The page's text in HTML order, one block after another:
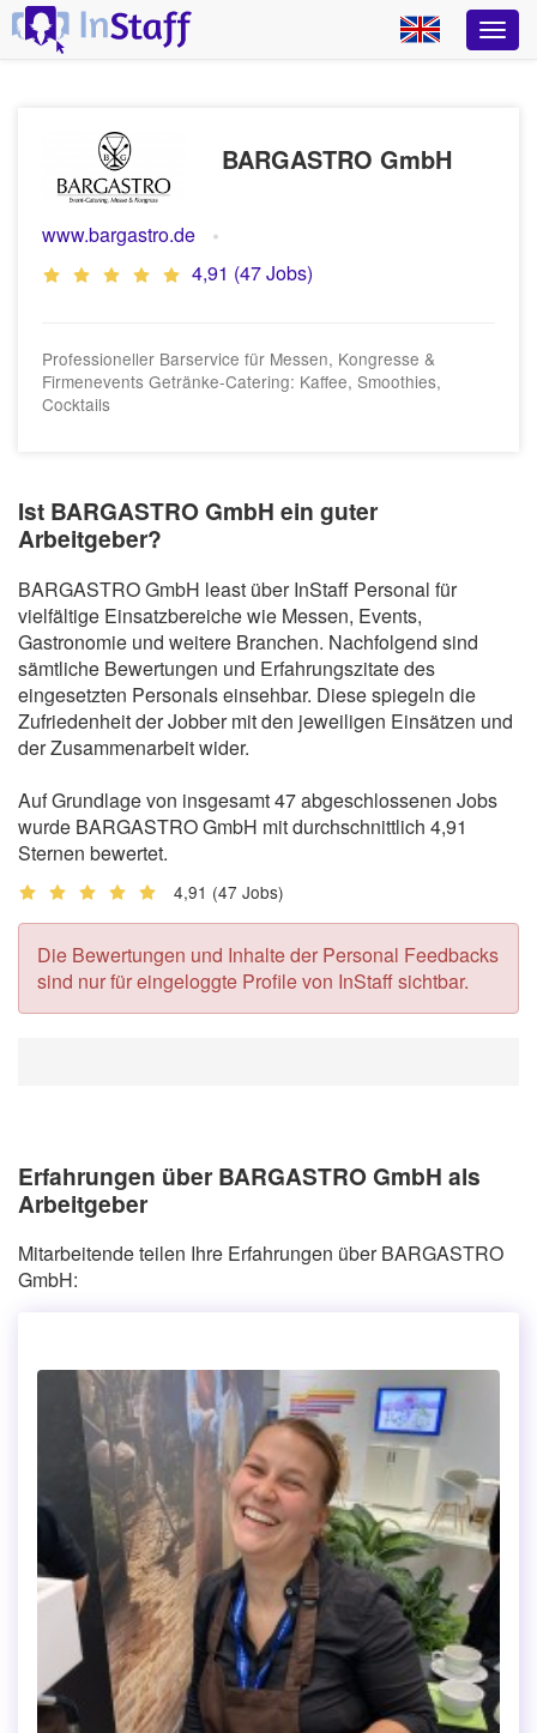
BARGASTRO GmbH
www.bargastro.de
4,91 (47 Jobs)
Professioneller Barservice für Messen, Kongresse &
Firmenevents Getränke-Catering: Kaffee, Smoothies,
Cocktails
Ist BARGASTRO GmbH ein guter
Arbeitgeber?
BARGASTRO GmbH least über InStaff Personal für
vielfältige Einsatzbereiche wie Messen, Events,
Gastronomie und weitere Branchen. Nachfolgend sind
sämtliche Bewertungen und Erfahrungszitate des
eingesetzten Personals einsehbar. Diese spiegeln die
Zufriedenheit der Jobber mit den jeweiligen Einsätzen und
der Zusammenarbeit wider.
Auf Grundlage von insgesamt 47 abgeschlossenen Jobs
wurde BARGASTRO GmbH mit durchschnittlich 4,91
Sternen bewertet.
4,91 (47 Jobs)
Die Bewertungen und Inhalte der Personal Feedbacks
sind nur für eingeloggte Profile von InStaff sichtbar.
Erfahrungen über BARGASTRO GmbH als
Arbeitgeber
Mitarbeitende teilen Ihre Erfahrungen über BARGASTRO
GmbH: